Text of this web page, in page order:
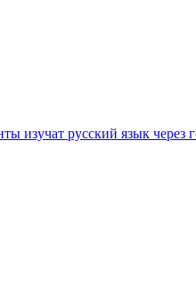
изучат русский язык через